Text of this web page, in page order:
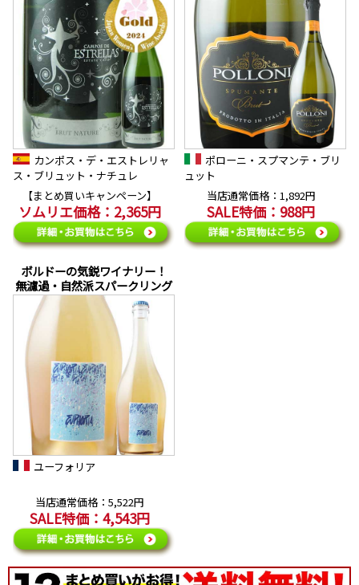
カンポス・デ・エストレリャ
ス・ブリュット・ナチュレ
【まとめ買いキャンペーン】
ソムリエ価格：2,365円
ポローニ・スプマンテ・ブリ
ュット
当店通常価格：1,892円
SALE特価：988円
ボルドーの気鋭ワイナリー！
無濾過・自然派スパークリング
ユーフォリア
当店通常価格：5,522円
SALE特価：4,543円